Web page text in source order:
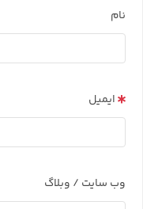
نام
ایمیل
وب سایت / وبلاگ